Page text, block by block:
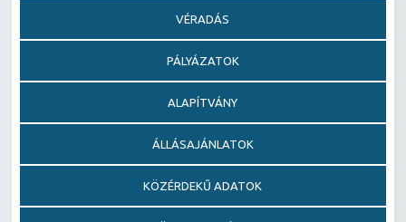
VÉRADÁS
PÁLYÁZATOK
ALAPÍTVÁNY
ÁLLÁSAJÁNLATOK
KÖZÉRDEKŰ ADATOK